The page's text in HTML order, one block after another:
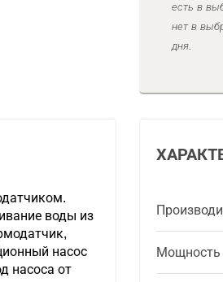
есть в
нет в
дня.
Мощность
воды из
насос
насоса от